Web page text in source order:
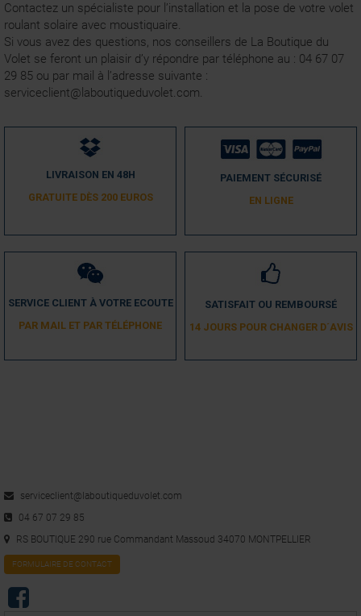
Contactez un spécialiste pour l’installation et la pose de votre volet
roulant solaire avec moustiquaire.
Si vous avez des questions, nos conseillers de La Boutique du
Volet se feront un plaisir d’y répondre par téléphone au : 04 67 07
29 85 ou par mail à l’adresse suivante :
serviceclient@laboutiqueduvolet.com.
LIVRAISON EN 48H
GRATUITE DÈS 200 EUROS
PAIEMENT SÉCURISÉ
EN LIGNE
SERVICE CLIENT À VOTRE ECOUTE
PAR MAIL ET PAR TÉLÉPHONE
SATISFAIT OU REMBOURSÉ
14 JOURS POUR CHANGER D´AVIS
serviceclient@laboutiqueduvolet.com
04 67 07 29 85
RS BOUTIQUE 290 rue Commandant Massoud 34070 MONTPELLIER
FORMULAIRE DE CONTACT